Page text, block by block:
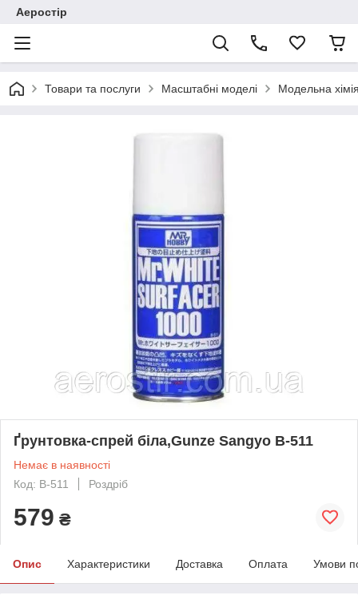
Аеростір
Товари та послуги Масштабні моделі Модельна
Ґрунтовка-спрей біла,Gunze Sangyo B-511
Немає в наявності
Код: B-511
Роздріб
579 ₴
Опис Характеристики Доставка Оплата Умови